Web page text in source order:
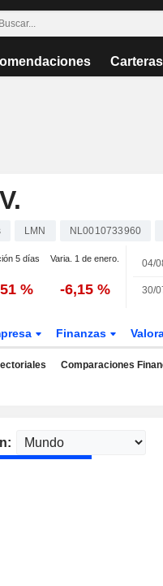
Carteras
LMN NL0010733960
5 días Varia. 1 de enero.
% -6,15 %
04/
30/
Finanzas
Comparaciones